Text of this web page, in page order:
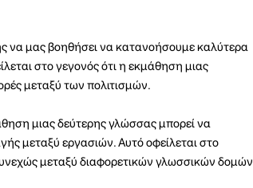
να μας βοηθήσει να κατανοήσουμε καλύτερα
στο γεγονός ότι η εκμάθηση μιας
μεταξύ των πολιτισμών.
μιας δεύτερης γλώσσας μπορεί να
μεταξύ εργασιών. Αυτό οφείλεται στο
μεταξύ διαφορετικών γλωσσικών δομών